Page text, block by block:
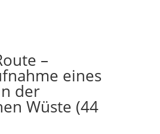
–
eines
der
Wüste (44